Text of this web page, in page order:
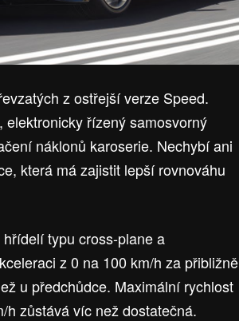
z ostřejší verze Speed.
řízený samosvorný
náklonů karoserie. Nechybí ani
která má zajistit lepší rovnováhu
typu cross-plane a
z 0 na 100 km/h za přibližně
u předchůdce. Maximální rychlost
zůstává víc než dostatečná.